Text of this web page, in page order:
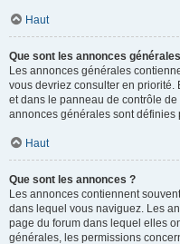
Haut
Que sont les annonces
Les annonces générales
vous devriez consulter en
et dans le panneau de contrôle
annonces générales sont définies
Haut
Que sont les annonces ?
Les annonces contiennent
dans lequel vous naviguez. Les
page du forum dans lequel elles
générales, les permissions